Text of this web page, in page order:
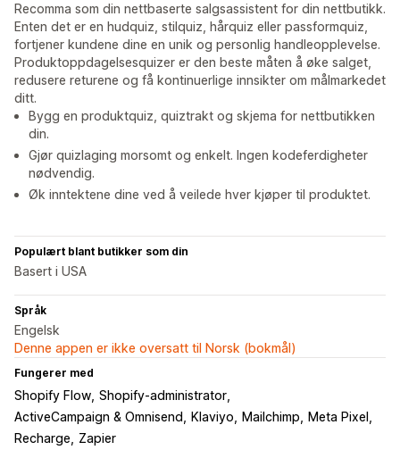
Recomma som din nettbaserte salgsassistent for din nettbutikk.
Enten det er en hudquiz, stilquiz, hårquiz eller passformquiz,
fortjener kundene dine en unik og personlig handleopplevelse.
Produktoppdagelsesquizer er den beste måten å øke salget,
redusere returene og få kontinuerlige innsikter om målmarkedet
ditt.
Bygg en produktquiz, quiztrakt og skjema for nettbutikken
din.
Gjør quizlaging morsomt og enkelt. Ingen kodeferdigheter
nødvendig.
Øk inntektene dine ved å veilede hver kjøper til produktet.
Populært blant butikker som din
Basert i USA
Språk
Engelsk
Denne appen er ikke oversatt til Norsk (bokmål)
Fungerer med
Shopify Flow Shopify-administrator
ActiveCampaign & Omnisend
Klaviyo Mailchimp
Meta Pixel
Recharge
Zapier